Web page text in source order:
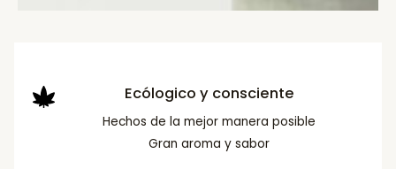
Ecólogico y consciente
Hechos de la mejor manera posible
Gran aroma y sabor